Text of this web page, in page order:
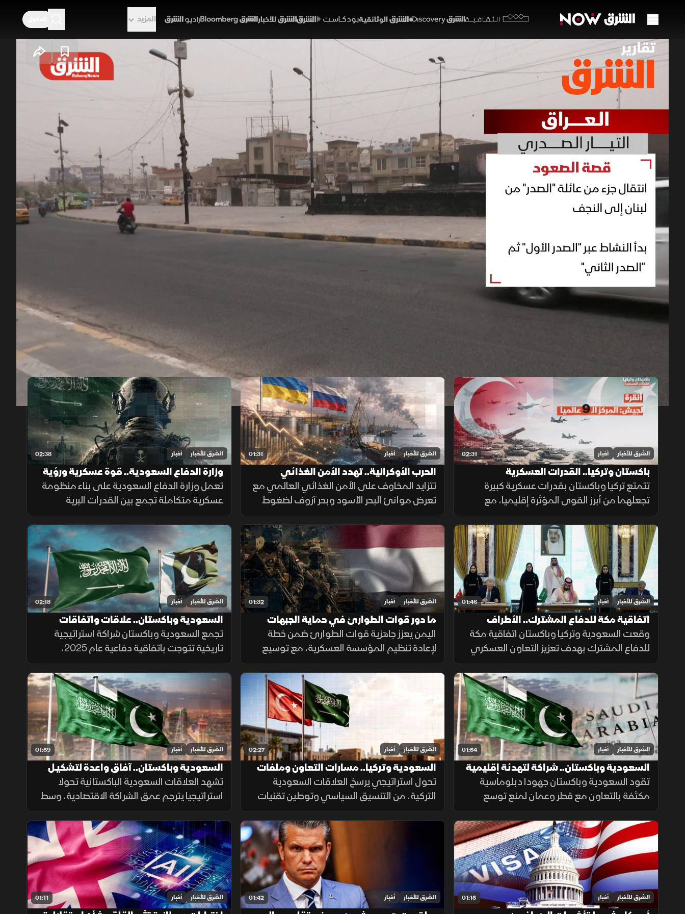
الثقافية
المزيد
00:12/02:22 1x auto
جذور التيار الصدري وتحولاته السياسية والعسكرية
في العراق
27 مايو 2026 أخبار
تقارير الشرق
واغتيال الثاني 1999. قاد مقتدى الصدر التيار بعد 2003 بمواقف مناهضة لأميركا، ومتمسكة بعروبة "الحوزة"
بالنجف ضد "قم". سياسيا فاز بـ73 مقعدا بانتخابات 2021 ثم استقال، وعسكريا شكل "سرايا السلام" عام 2014
وحلها في 2017.
تقارير الشرق العراق مقتدى الصدر مجلس النواب العراقي
حلقات الموسم 2026
02:31 الشرق للأخبار أخبار
باكستان وتركيا.. القدرات العسكرية
تتمتع تركيا وباكستان بقدرات عسكرية كبيرة
تجعلهما من أبرز القوى المؤثرة إقليميا، مع
استثمارات متواصلة في تحديث القوات
المسلحة وتطوير القدرات الجوية والبحرية
ومنظومات الردع.
01:31 الشرق للأخبار أخبار
الحرب الأوكرانية.. تهدد الأمن الغذائي
العالمي
تتزايد المخاوف على الأمن الغذائي العالمي مع
تعرض موانئ البحر الأسود وبحر آزوف لضغوط
متصاعدة، ما يهدد صادرات الحبوب ويرفع تكاليف
الشحن والتأمين وأسعار الغذاء.
02:38 الشرق للأخبار أخبار
وزارة الدفاع السعودية.. قوة عسكرية ورؤية
تواكب التطورات
تعمل وزارة الدفاع السعودية على بناء منظومة
عسكرية متكاملة تجمع بين القدرات البرية
والجوية والبحرية والدفاع الجوي والردع
الصاروخي، إلى جانب التدريب والتأهيل وتطوير
التسليح وتوطين الصناعات الدفاعية.
01:46 الشرق للأخبار أخبار
اتفاقية مكة للدفاع المشترك.. الأطراف
والأهداف
وقعت السعودية وتركيا وباكستان اتفاقية مكة
للدفاع المشترك بهدف تعزيز التعاون العسكري
والتنسيق الأمني وتطوير القدرات الدفاعية، بما
يدعم الاستقرار الإقليمي ويرفع مستوى
الجاهزية المشتركة.
01:32 الشرق للأخبار أخبار
ما دور قوات الطوارئ في حماية الجبهات
اليمنية؟
اليمن يعزز جاهزية قوات الطوارئ ضمن خطة
لإعادة تنظيم المؤسسة العسكرية، مع توسيع
انتشارها في الجبهات الحدودية والمحافظات
الشرقية لتنفيذ مهام التدخل السريع وحماية
المنشآت وخطوط الإمداد.
02:18 الشرق للأخبار أخبار
السعودية وباكستان.. علاقات واتفاقات
تجمع السعودية وباكستان شراكة استراتيجية
تاريخية تتوجت باتفاقية دفاعية عام 2025،
واستثمارات مرتقبة بقيمة 25 مليار دولار تشمل
مشروع "ريكوديك" ودعم الوديعة المالية
وتمويل المشتقات النفطية.
01:54 الشرق للأخبار أخبار
السعودية وباكستان.. شراكة لتهدئة إقليمية
تقود السعودية وباكستان جهودا دبلوماسية
مكثفة بالتعاون مع قطر وعمان لمنع توسع
التصعيد مع إيران وحماية طرق الملاحة والطاقة،
ما أسهم في تراجع ترمب عن ضربة عسكرية
واسعة تفضيلاً للحوار.
02:27 الشرق للأخبار أخبار
السعودية وتركيا.. مسارات التعاون وملفات
مشتركة
تحول استراتيجي يرسخ العلاقات السعودية
التركية، من التنسيق السياسي وتوطين تقنيات
الدرون العسكرية، إلى تبادل تجاري مستهدف
بـ10 مليارات دولار ومشاريع بـ28 مليارا لبناء تحالف
01:59 الشرق للأخبار أخبار
السعودية وباكستان.. آفاق واعدة لتشكيـل
مستقبل الشراكة الاقتصادية
تشهد العلاقات السعودية الباكستانية تحولا
استراتيجيا يترجم عمق الشراكة الاقتصادية، وسط
توسع المشاريع الاستثمارية والتعاون التنموي
المتبادل لتعزيز استقرار الأسواق.
01:15 الشرق للأخبار أخبار 01:42 الشرق للأخبار أخبار 01:11 الشرق للأخبار أخبار